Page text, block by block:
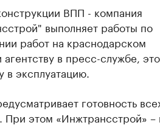
ВПП - компания
выполняет работы по
работ на краснодарском
в пресс-службе,
в эксплуатацию.
готовность
этом «Инжтрансстрой» –